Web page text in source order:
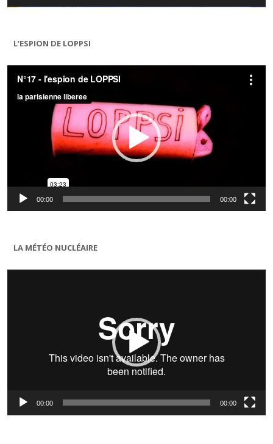
L’ESPION DE LOPPSI
Lecteur
vidéo
00:00 00:00
LA MÉTÉO NUCLÉAIRE
Lecteur
00:00 00:00